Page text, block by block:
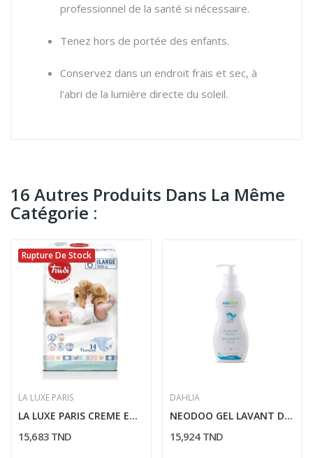
professionnel de la santé si nécessaire.
Tenez hors de portée des enfants.
Conservez dans un endroit frais et sec, à
l'abri de la lumière directe du soleil.
16 Autres Produits Dans La Même
Catégorie :
Rupture De Stock
LA LUXE PARIS
LA LUXE PARIS CREME ET MASQUE BLANCHISSANT ET...
15,683 TND
DAHLIA
NEODOO GEL LAVANT DOUX BEBE 250ML
15,924 TND